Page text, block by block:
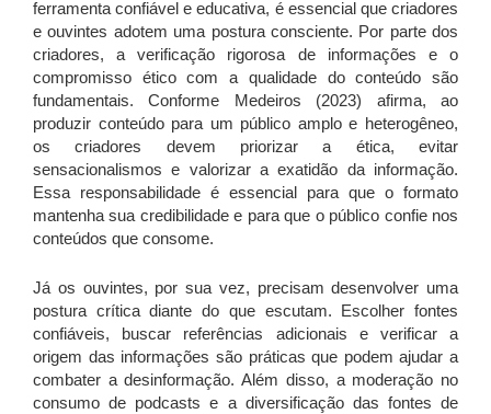
ferramenta confiável e educativa, é essencial que criadores
e ouvintes adotem uma postura consciente. Por parte dos
criadores, a verificação rigorosa de informações e o
compromisso ético com a qualidade do conteúdo são
fundamentais. Conforme Medeiros (2023) afirma, ao
produzir conteúdo para um público amplo e heterogêneo,
os criadores devem priorizar a ética, evitar
sensacionalismos e valorizar a exatidão da informação.
Essa responsabilidade é essencial para que o formato
mantenha sua credibilidade e para que o público confie nos
conteúdos que consome.
Já os ouvintes, por sua vez, precisam desenvolver uma
postura crítica diante do que escutam. Escolher fontes
confiáveis, buscar referências adicionais e verificar a
origem das informações são práticas que podem ajudar a
combater a desinformação. Além disso, a moderação no
consumo de podcasts e a diversificação das fontes de